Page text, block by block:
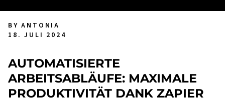
BY ANTONIA
18. JULI 2024
AUTOMATISIERTE
ARBEITSABLÄUFE: MAXIMALE
PRODUKTIVITÄT DANK ZAPIER